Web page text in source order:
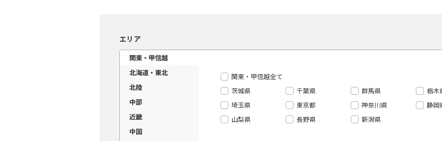
エリア
関東・甲信越
北海道・東北
北陸
中部
近畿
中国
関東・甲信越全て
茨城県
千葉県 群馬県
栃木
埼玉県
東京都 神奈川県
静岡
山梨県
長野県 新潟県